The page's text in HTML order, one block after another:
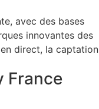
avec des bases
innovantes des
direct, la captation
France